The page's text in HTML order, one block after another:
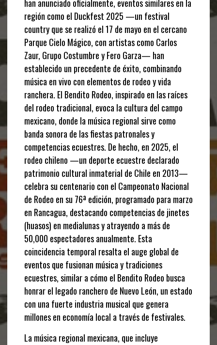
han anunciado oficialmente, eventos similares en la
región como el Duckfest 2025 —un festival
country que se realizó el 17 de mayo en el cercano
Parque Cielo Mágico, con artistas como Carlos
Zaur, Grupo Costumbre y Fero Garza— han
establecido un precedente de éxito, combinando
música en vivo con elementos de rodeo y vida
ranchera. El Bendito Rodeo, inspirado en las raíces
del rodeo tradicional, evoca la cultura del campo
mexicano, donde la música regional sirve como
banda sonora de las fiestas patronales y
competencias ecuestres. De hecho, en 2025, el
rodeo chileno —un deporte ecuestre declarado
patrimonio cultural inmaterial de Chile en 2013—
celebra su centenario con el Campeonato Nacional
de Rodeo en su 76ª edición, programado para marzo
en Rancagua, destacando competencias de jinetes
(huasos) en medialunas y atrayendo a más de
50,000 espectadores anualmente. Esta
coincidencia temporal resalta el auge global de
eventos que fusionan música y tradiciones
ecuestres, similar a cómo el Bendito Rodeo busca
honrar el legado ranchero de Nuevo León, un estado
con una fuerte industria musical que genera
millones en economía local a través de festivales.
La música regional mexicana, que incluye